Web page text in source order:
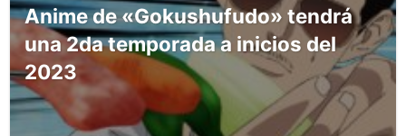
Anime de «Gokushufudo» tendrá
una 2da temporada a inicios del
2023